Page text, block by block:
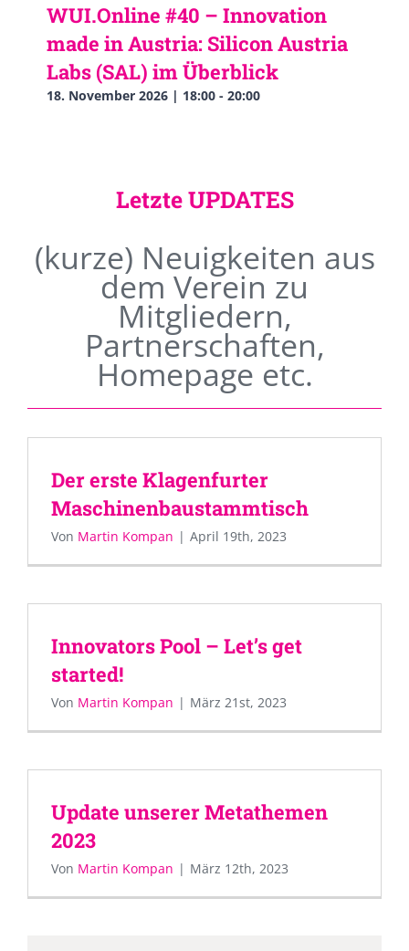
WUI.Online #40 – Innovation
made in Austria: Silicon Austria
Labs (SAL) im Überblick
18. November 2026 | 18:00 - 20:00
Letzte UPDATES
(kurze) Neuigkeiten aus
dem Verein zu
Mitgliedern,
Partnerschaften,
Homepage etc.
Der erste Klagenfurter
Maschinenbaustammtisch
Von Martin Kompan | April 19th, 2023
Innovators Pool – Let’s get
started!
Von Martin Kompan | März 21st, 2023
Update unserer Metathemen
2023
Von Martin Kompan | März 12th, 2023